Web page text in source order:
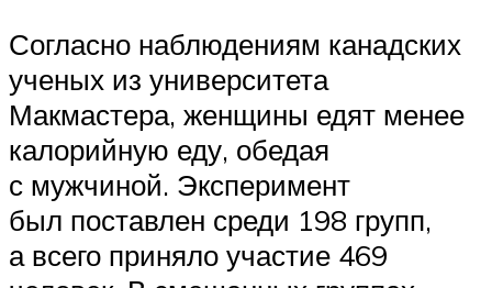
Согласно наблюдениям канадских
ученых из университета
Макмастера, женщины едят менее
калорийную еду, обедая
с мужчиной. Эксперимент
был поставлен среди 198 групп,
а всего приняло участие 469